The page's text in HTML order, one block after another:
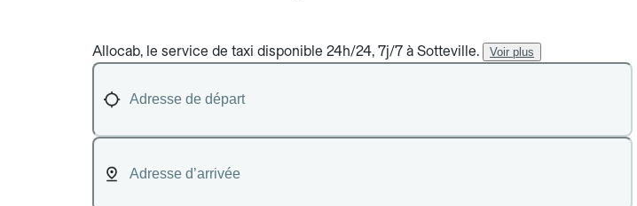
Allocab, le service de taxi disponible 24h/24, 7j/7 à Sotteville. Voir plus